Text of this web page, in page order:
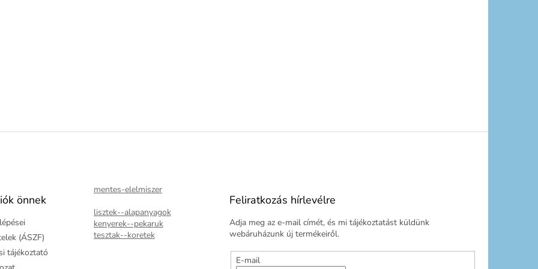
önnek
(ÁSZF)
tájékoztató
mentes-elelmiszer
lisztek--alapanyagok
kenyerek--pekaruk
tesztak--koretek
Feliratkozás hírlevélre
Adja meg az e-mail címét, és mi tájékoztatást küldünk
webáruházunk új termékeiről.
E-mail